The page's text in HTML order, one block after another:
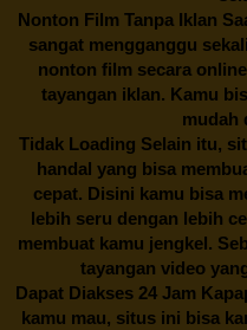
Nonton Film Tanpa Iklan
sangat mengganggu
nonton film secara
tayangan iklan. Kamu
mudah
Tidak Loading Selain itu,
handal yang bisa
cepat. Disini kamu bisa
lebih seru dengan lebih
membuat kamu jengkel.
tayangan video
Dapat Diakses 24 Jam
kamu mau, situs ini bisa